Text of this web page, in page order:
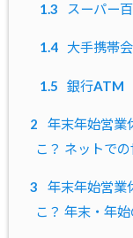
1.3 スーパー
1.4 大手携帯
1.5 銀行ATM
2
年末年始営業
こ？ ネットで
3
年末年始営業
こ？ 年末・年